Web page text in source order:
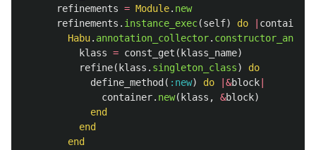
refinements = Module. new
refinements . instance_exec(self) do container
Habu. annotation_collector.
klass = const_get ( klass_name)
refine( klass . singleton_class)
do
define_method ( :new) do |&block
container. new( klass , &block)
end
end
end